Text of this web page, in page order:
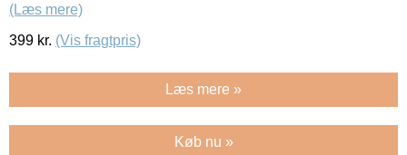
(Læs mere)
399 kr. (Vis fragtpris)
Læs mere »
Køb nu »